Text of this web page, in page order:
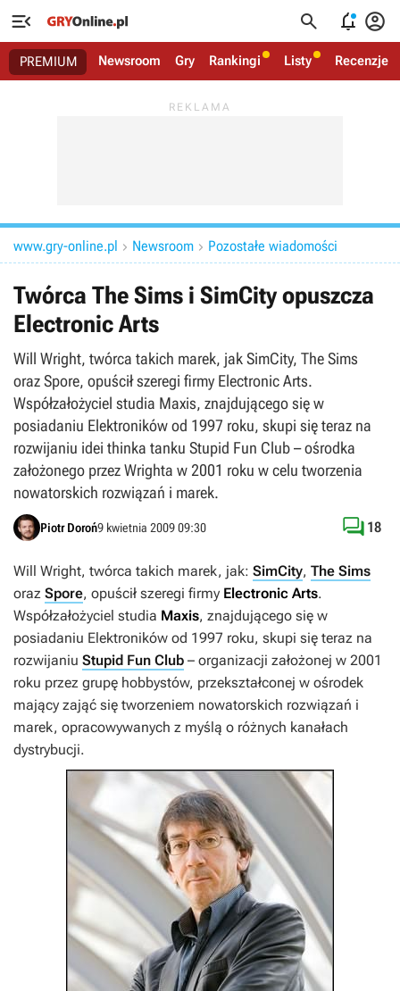
   
PREMIUM Newsroom Gry Rankingi Listy Recenzje
www.gry-online.pl  Newsroom  Pozostałe wiadomości
Twórca The Sims i SimCity opuszcza
Electronic Arts
Will Wright, twórca takich marek, jak SimCity, The Sims
oraz Spore, opuścił szeregi firmy Electronic Arts.
Współzałożyciel studia Maxis, znajdującego się w
posiadaniu Elektroników od 1997 roku, skupi się teraz na
rozwijaniu idei thinka tanku Stupid Fun Club – ośrodka
założonego przez Wrighta w 2001 roku w celu tworzenia
nowatorskich rozwiązań i marek.
Piotr Doroń9 kwietnia 2009 09:30  18
Will Wright, twórca takich marek, jak: SimCity, The Sims
oraz Spore, opuścił szeregi firmy Electronic Arts.
Współzałożyciel studia Maxis, znajdującego się w
posiadaniu Elektroników od 1997 roku, skupi się teraz na
rozwijaniu Stupid Fun Club – organizacji założonej w 2001
roku przez grupę hobbystów, przekształconej w ośrodek
mający zająć się tworzeniem nowatorskich rozwiązań i
marek, opracowywanych z myślą o różnych kanałach
dystrybucji.